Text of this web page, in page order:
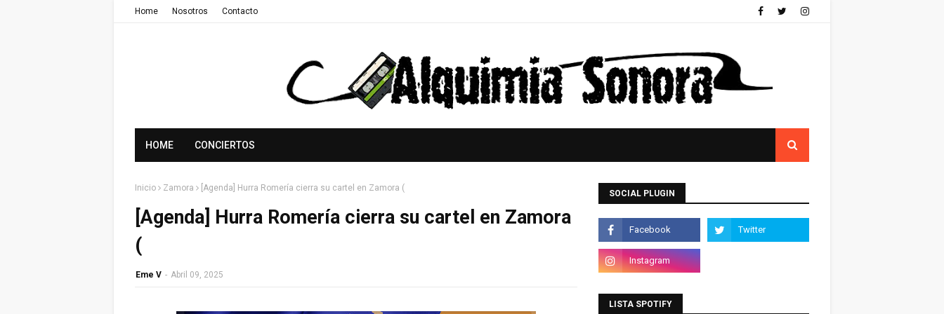
Home Nosotros Contacto
HOME CONCIERTOS
Inicio Zamora [Agenda] Hurra Romería cierra su cartel en Zamora (
[Agenda] Hurra Romería cierra su cartel en Zamora
(
Eme V - Abril 09, 2025
SOCIAL PLUGIN
LISTA SPOTIFY